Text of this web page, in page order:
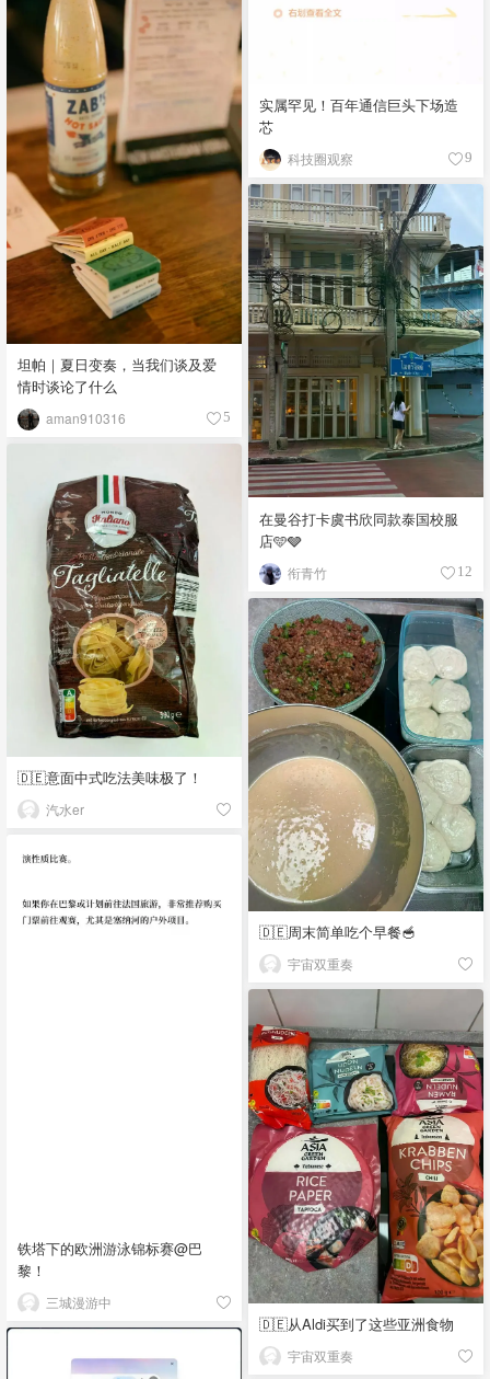
实属罕见！百年通信巨头下场造
芯
科技圈观察 9
坦帕｜夏日变奏，当我们谈及爱
情时谈论了什么
aman910316 5
在曼谷打卡虞书欣同款泰国校服
店🩵🩶
衔青竹 12
🇩🇪意面中式吃法美味极了！
汽水er
🇩🇪周末简单吃个早餐🥣
宇宙双重奏
铁塔下的欧洲游泳锦标赛@巴
黎！
三城漫游中
🇩🇪从Aldi买到了这些亚洲食物
宇宙双重奏